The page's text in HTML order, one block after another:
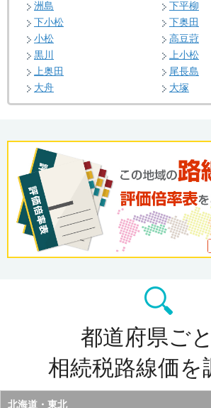
洲島
下平柳
下小松
下奥田
小松
高豆蒄
黒川
上小松
上奥田
尾長島
大舟
大塚
都道府県ご
相続税路線価を
北海道・東北